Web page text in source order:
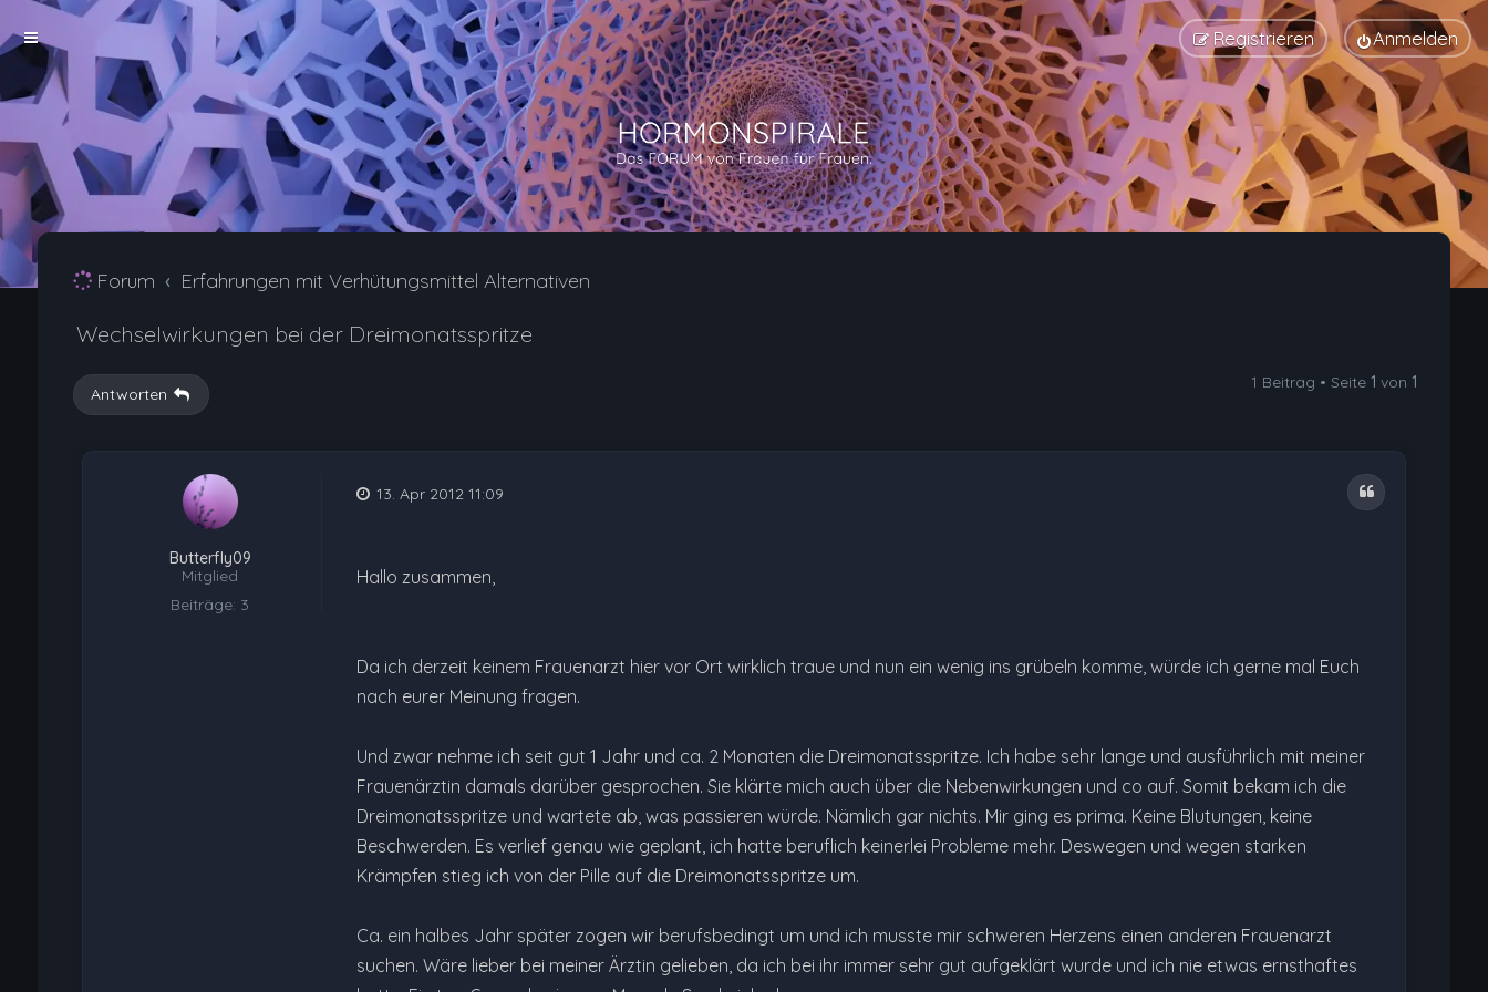
Anmelden
Registrieren
Forum Erfahrungen mit Verhütungsmittel Alternativen
Wechselwirkungen bei der Dreimonatsspritze
Antworten
1 Beitrag • Seite1 von1
Butterfly09
Mitglied
Beiträge: 3
Zitat
13. Apr 2012 11:09
Hallo zusammen,
Da ich derzeit keinem Frauenarzt hier vor Ort wirklich traue und nun ein wenig ins grübeln komme, würde ich gerne mal Euch
nach eurer Meinung fragen.
Und zwar nehme ich seit gut 1 Jahr und ca. 2 Monaten die Dreimonatsspritze. Ich habe sehr lange und ausführlich mit meiner
Frauenärztin damals darüber gesprochen. Sie klärte mich auch über die Nebenwirkungen und co auf. Somit bekam ich die
Dreimonatsspritze und wartete ab, was passieren würde. Nämlich gar nichts. Mir ging es prima. Keine Blutungen, keine
Beschwerden. Es verlief genau wie geplant, ich hatte beruflich keinerlei Probleme mehr. Deswegen und wegen starken
Krämpfen stieg ich von der Pille auf die Dreimonatsspritze um.
Ca. ein halbes Jahr später zogen wir berufsbedingt um und ich musste mir schweren Herzens einen anderen Frauenarzt
suchen. Wäre lieber bei meiner Ärztin gelieben, da ich bei ihr immer sehr gut aufgeklärt wurde und ich nie etwas ernsthaftes